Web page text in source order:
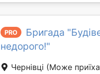
PRO
Бригада
недорого!"
Чернівці (Може